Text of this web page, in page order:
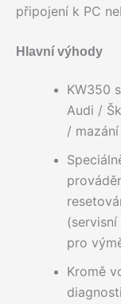
připojení k PC
Hlavní výhody
KW350
Audi /
/
(servisní
pro
Kromě